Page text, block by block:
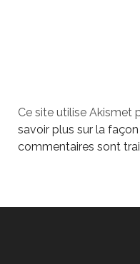
Ce site utilise Akismet
savoir plus sur la
commentaires sont